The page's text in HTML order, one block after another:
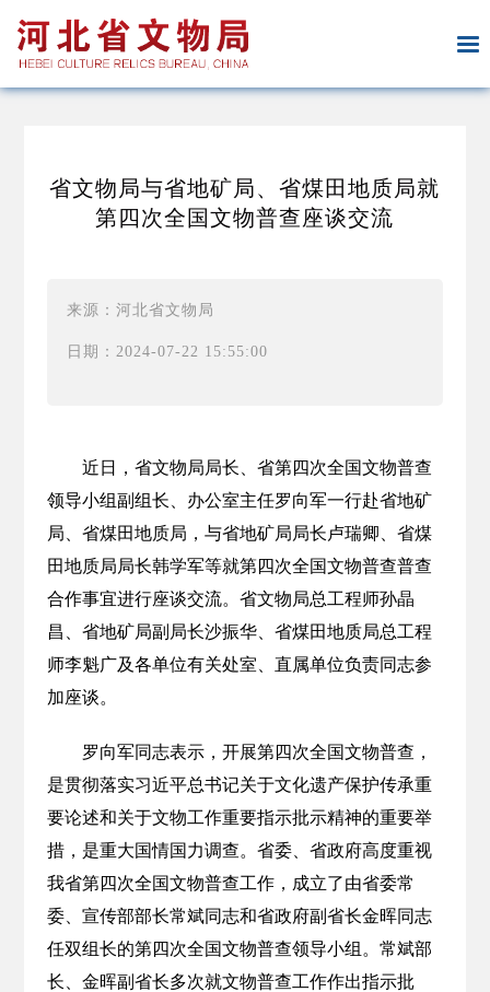
省文物局与省地矿局、省煤田地质局就
第四次全国文物普查座谈交流
来源：河北省文物局
日期：2024-07-22 15:55:00
近日，省文物局局长、省第四次全国文物普查
领导小组副组长、办公室主任罗向军一行赴省地矿
局、省煤田地质局，与省地矿局局长卢瑞卿、省煤
田地质局局长韩学军等就第四次全国文物普查普查
合作事宜进行座谈交流。省文物局总工程师孙晶
昌、省地矿局副局长沙振华、省煤田地质局总工程
师李魁广及各单位有关处室、直属单位负责同志参
加座谈。
罗向军同志表示，开展第四次全国文物普查，
是贯彻落实习近平总书记关于文化遗产保护传承重
要论述和关于文物工作重要指示批示精神的重要举
措，是重大国情国力调查。省委、省政府高度重视
我省第四次全国文物普查工作，成立了由省委常
委、宣传部部长常斌同志和省政府副省长金晖同志
任双组长的第四次全国文物普查领导小组。常斌部
长、金晖副省长多次就文物普查工作作出指示批